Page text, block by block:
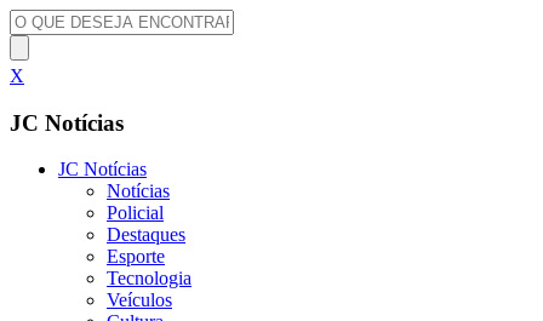
X
JC Notícias
JC Notícias
Notícias
Policial
Destaques
Esporte
Tecnologia
Veículos